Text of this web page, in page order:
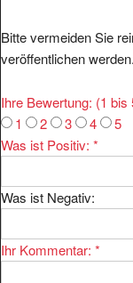
Bitte vermeiden Sie
veröffentlichen werden.
Ihre Bewertung: (1
1
2 3 4
5
Was ist Positiv: *
Was ist Negativ:
Ihr Kommentar: *